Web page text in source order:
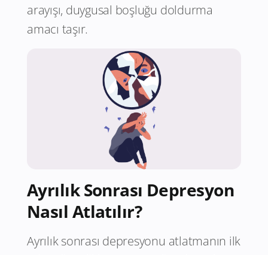
arayışı, duygusal boşluğu doldurma
amacı taşır.
Ayrılık Sonrası Depresyon
Nasıl Atlatılır?
Ayrılık sonrası depresyonu atlatmanın ilk